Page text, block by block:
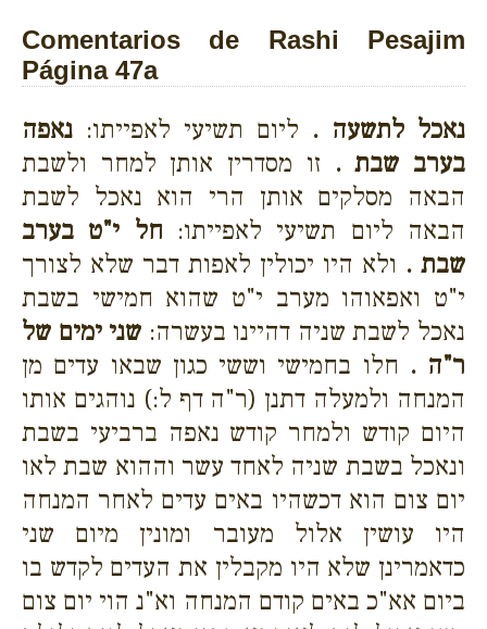
Comentarios de Rashi Pesajim
Página 47a
נאכל לתשעה . ליום תשיעי לאפייתו: נאפה
בערב שבת . זו מסדרין אותן למחר ולשבת
הבאה מסלקים אותן הרי הוא נאכל לשבת
הבאה ליום תשיעי לאפייתו: חל י"ט בערב
שבת . ולא היו יכולין לאפות דבר שלא לצורך
י"ט ואפאוהו מערב י"ט שהוא חמישי בשבת
נאכל לשבת שניה דהיינו בעשרה: שני ימים של
ר"ה . חלו בחמישי וששי כגון שבאו עדים מן
המנחה ולמעלה דתנן (ר"ה דף ל:) נוהגים אותו
היום קודש ולמחר קודש נאפה ברביעי בשבת
ונאכל בשבת שניה לאחד עשר וההוא שבת לאו
יום צום הוא דכשהיו באים עדים לאחר המנחה
היו עושין אלול מעובר ומונין מיום שני
כדאמרינן שלא היו מקבלין את העדים לקדש בו
ביום אא"כ באים קודם המנחה וא"נ הוי יום צום